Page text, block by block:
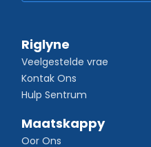
Riglyne
Veelgestelde vrae
Kontak Ons
Hulp Sentrum
Maatskappy
Oor Ons